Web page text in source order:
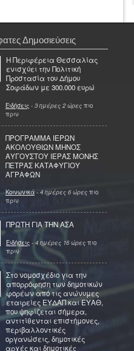
Δημοσιεύσεις
Η Περιφέρεια Θεσσαλίας
ενισχύει την Πολιτική
Προστασία του Δήμου
Σοφάδων με 300.000 ευρώ
Ειδήσεις - 3 ημέρες 2 ώρες πιο
πριν
ΠΡΟΓΡΑΜΜΑ ΙΕΡΩΝ
ΑΚΟΛΟΥΘΙΩΝ ΜΗΝΟΣ
ΑΥΓΟΥΣΤΟΥ ΙΕΡΑΣ ΜΟΝΗΣ
ΠΕΤΡΑΣ ΚΑΤΑΦΥΓΙΟΥ
ΑΓΡΑΦΩΝ
Κοινωνικά - 4 ημέρες 6 ώρες πιο
πριν
ΠΡΩΤΗ ΓΙΑ ΤΗΝ ΑΣΑ
Ειδήσεις - 4 ημέρες 16 ώρες πιο
πριν
Στο νομοσχέδιο για την
απορρόφηση των δημοτικών
φορέων από τις ανώνυμες
εταιρείες ΕΥΔΑΠ και ΕΥΑΘ,
που ψηφίζεται σήμερα,
αντιτίθενται επιστήμονες,
περιβαλλοντικές
οργανώσεις, δημοτικές
αρχές και δημοτικές